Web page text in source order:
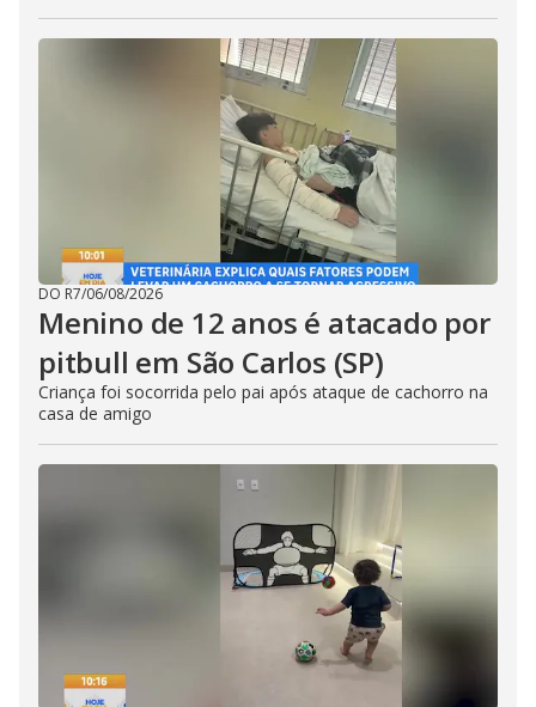
DO R7/06/08/2026
Menino de 12 anos é atacado por
pitbull em São Carlos (SP)
Criança foi socorrida pelo pai após ataque de cachorro na
casa de amigo